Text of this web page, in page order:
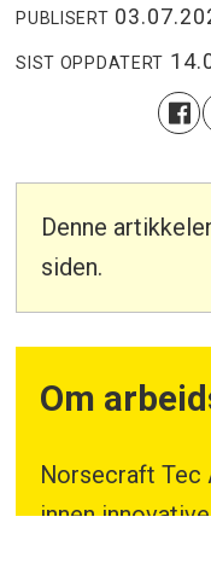
PUBLISERT
SIST OPPDATERT
Denne
siden.
Om
Norsecraft Tec
innen